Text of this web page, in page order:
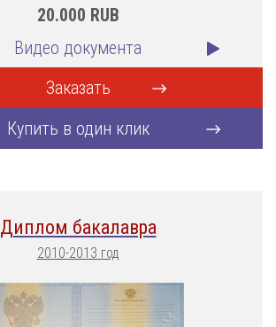
20.000 RUB
Видео документа
Заказать
Купить в один клик
Диплом бакалавра
2010-2013 год